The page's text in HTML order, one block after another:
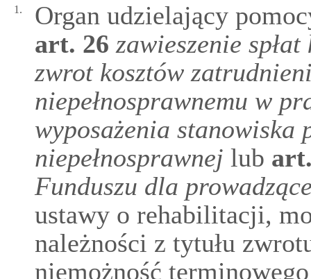
1.
Organ udzielający
art. 26 zawieszenie
zwrot kosztów
niepełnosprawnemu w
wyposażenia stanowiska
niepełnosprawnej lub
Funduszu dla
ustawy o rehabilitacji,
należności z tytułu
niemożność